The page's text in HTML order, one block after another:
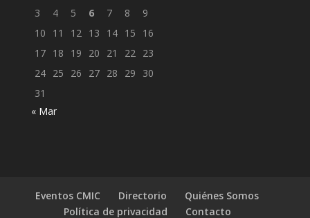
3
4 5 6 7 8
9
10
11 12 13 14 15
16
17 18 19 20 21 22
23
24 25 26 27 28 29
30
31
« Mar
Eventos CMIC Directorio
Quiénes Somos
Política de privacidad
Contacto